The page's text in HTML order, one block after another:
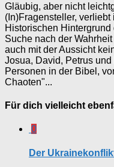
Gläubig, aber nicht
(In)Fragensteller,
Historischen
Suche nach der
auch mit der Aussicht
Josua, David, Petrus
Personen in der Bibel,
Chaoten"...
Für dich vielleicht
0
Der